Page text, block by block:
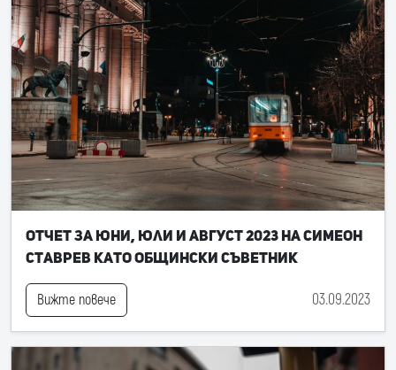
Отчет за юни, юли и август 2023 на Симеон
Ставрев като общински съветник
Вижте повече 03.09.2023